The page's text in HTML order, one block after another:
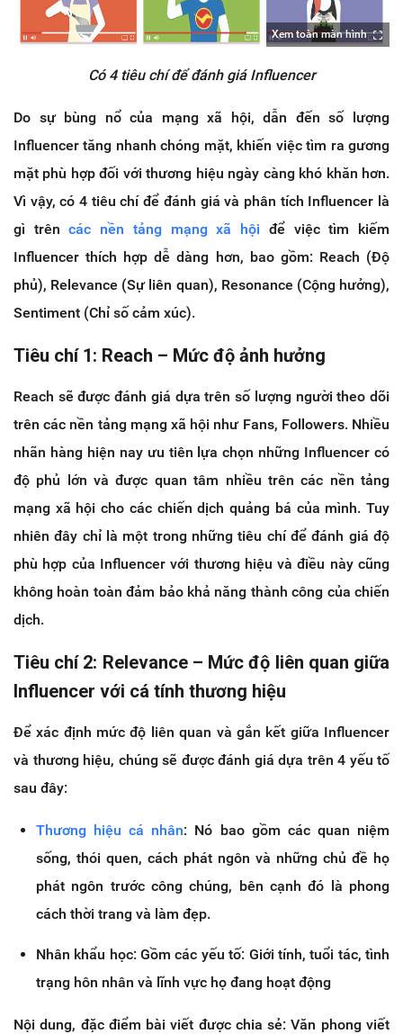
Xem toàn màn hình
Có 4 tiêu chí để đánh giá Influencer
Do sự bùng nổ của mạng xã hội, dẫn đến số lượng
Influencer tăng nhanh chóng mặt, khiến việc tìm ra gương
mặt phù hợp đối với thương hiệu ngày càng khó khăn hơn.
Vì vậy, có 4 tiêu chí để đánh giá và phân tích Influencer là
gì trêncác nền tảng mạng xã hội để việc tìm kiếm
Influencer thích hợp dễ dàng hơn, bao gồm: Reach (Độ
phủ), Relevance (Sự liên quan), Resonance (Cộng hưởng),
Sentiment (Chỉ số cảm xúc).
Tiêu chí 1: Reach – Mức độ ảnh hưởng
Reach sẽ được đánh giá dựa trên số lượng người theo dõi
trên các nền tảng mạng xã hội như Fans, Followers. Nhiều
nhãn hàng hiện nay ưu tiên lựa chọn những Influencer có
độ phủ lớn và được quan tâm nhiều trên các nền tảng
mạng xã hội cho các chiến dịch quảng bá của mình. Tuy
nhiên đây chỉ là một trong những tiêu chí để đánh giá độ
phù hợp của Influencer với thương hiệu và điều này cũng
không hoàn toàn đảm bảo khả năng thành công của chiến
dịch.
Tiêu chí 2: Relevance – Mức độ liên quan giữa
Influencer với cá tính thương hiệu
Để xác định mức độ liên quan và gắn kết giữa Influencer
và thương hiệu, chúng sẽ được đánh giá dựa trên 4 yếu tố
sau đây:
Thương hiệu cá nhân: Nó bao gồm các quan niệm
sống, thói quen, cách phát ngôn và những chủ đề họ
phát ngôn trước công chúng, bên cạnh đó là phong
cách thời trang và làm đẹp.
Nhân khẩu học: Gồm các yếu tố: Giới tính, tuổi tác, tình
trạng hôn nhân và lĩnh vực họ đang hoạt động
Nội dung, đặc điểm bài viết được chia sẻ: Văn phong viết